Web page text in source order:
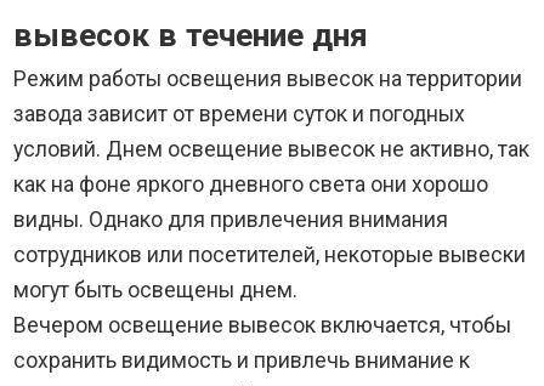
вывесок в течение дня
Режим работы освещения вывесок на территории
завода зависит от времени суток и погодных
условий. Днем освещение вывесок не активно, так
как на фоне яркого дневного света они хорошо
видны. Однако для привлечения внимания
сотрудников или посетителей, некоторые вывески
могут быть освещены днем.
Вечером освещение вывесок включается, чтобы
сохранить видимость и привлечь внимание к